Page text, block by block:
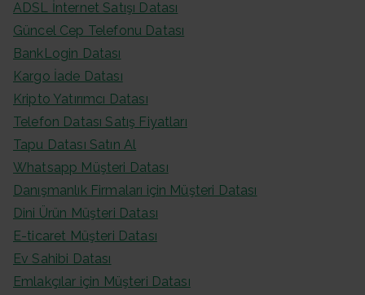
ADSL İnternet Satışı Datası
Güncel Cep Telefonu Datası
BankLogin Datası
Kargo İade Datası
Kripto Yatırımcı Datası
Telefon Datası Satış Fiyatları
Tapu Datası Satın Al
Whatsapp Müşteri Datası
Danışmanlık Firmaları için Müşteri Datası
Dini Ürün Müşteri Datası
E-ticaret Müşteri Datası
Ev Sahibi Datası
Emlakçılar için Müşteri Datası